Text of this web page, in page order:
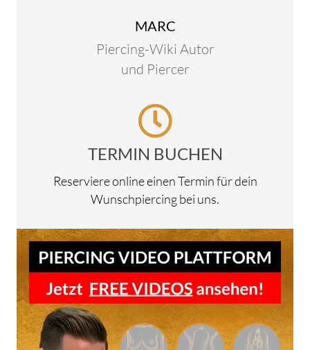
MARC
Piercing-Wiki Autor
und Piercer
TERMIN BUCHEN
Reserviere online einen Termin für dein
Wunschpiercing bei uns.